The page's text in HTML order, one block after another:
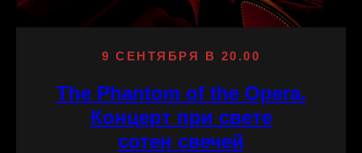
9 СЕНТЯБРЯ В 20.00
The Phantom of the Opera.
Концерт при свете
сотен свечей